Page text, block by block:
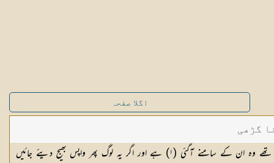
اگلا صفحہ
گڑھی
تھے وہ ان کے سامنے آگئی (١) ہے اور اگر یہ لوگ پھر واپس بھیج دیئے جائیں